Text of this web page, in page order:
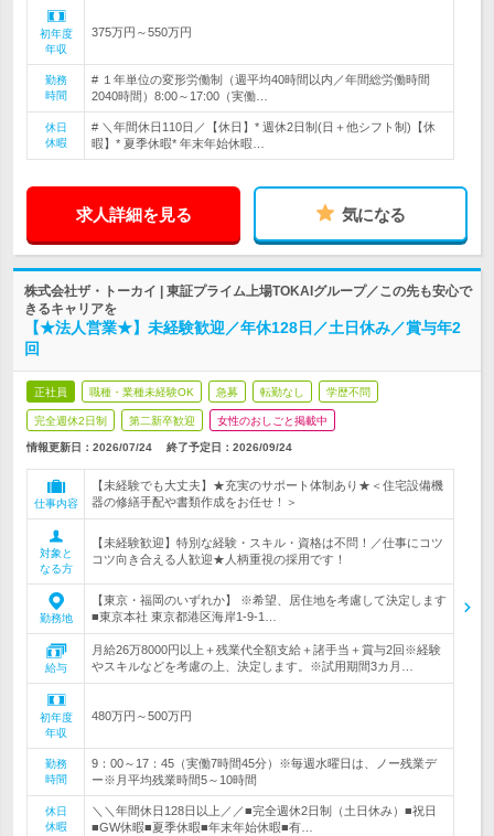
初年度
年収
375万円～550万円
勤務
時間
# １年単位の変形労働制（週平均40時間以内／年間総労働時間
2040時間）8:00～17:00（実働…
休日
休暇
# ＼年間休日110日／【休日】* 週休2日制(日＋他シフト制)【休
暇】* 夏季休暇* 年末年始休暇…
求人詳細を見る 気になる
株式会社ザ・トーカイ | 東証プライム上場TOKAIグループ／この先も安心で
きるキャリアを
【★法人営業★】未経験歓迎／年休128日／土日休み／賞与年2
回
正社員 職種・業種未経験OK 急募 転勤なし 学歴不問
完全週休2日制 第二新卒歓迎 女性のおしごと掲載中
情報更新日：2026/07/24 終了予定日： 2026/09/24
仕事内容
【未経験でも大丈夫】★充実のサポート体制あり★＜住宅設備機
器の修繕手配や書類作成をお任せ！＞
対象と
なる方
【未経験歓迎】特別な経験・スキル・資格は不問！／仕事にコツ
コツ向き合える人歓迎★人柄重視の採用です！
勤務地
【東京・福岡のいずれか】 ※希望、居住地を考慮して決定します
■東京本社 東京都港区海岸1-9-1…
給与
月給26万8000円以上＋残業代全額支給＋諸手当＋賞与2回※経験
やスキルなどを考慮の上、決定します。※試用期間3カ月…
初年度
年収
480万円～500万円
勤務
時間
9：00～17：45（実働7時間45分）※毎週水曜日は、ノー残業デ
ー※月平均残業時間5～10時間
休日
休暇
＼＼年間休日128日以上／／■完全週休2日制（土日休み）■祝日
■GW休暇■夏季休暇■年末年始休暇■有…